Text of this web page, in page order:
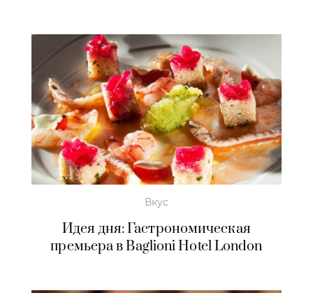
Вкус
Идея дня: Гастрономическая
премьера в Baglioni Hotel London